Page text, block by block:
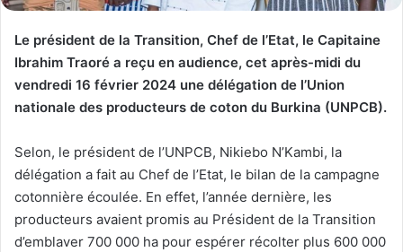
Le président de la Transition, Chef de l’Etat, le Capitaine
Ibrahim Traoré a reçu en audience, cet après-midi du
vendredi 16 février 2024 une délégation de l’Union
nationale des producteurs de coton du Burkina (UNPCB).
Selon, le président de l’UNPCB, Nikiebo N’Kambi, la
délégation a fait au Chef de l’Etat, le bilan de la campagne
cotonnière écoulée. En effet, l’année dernière, les
producteurs avaient promis au Président de la Transition
d’emblaver 700 000 ha pour espérer récolter plus 600 000